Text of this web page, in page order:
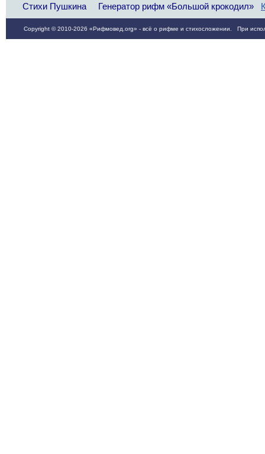
Стихи Пушкина Генератор рифм «Большой крокодил»
Copyright © 2010-2026 «Рифмовед.org» - всё о рифме и стихосложении. При